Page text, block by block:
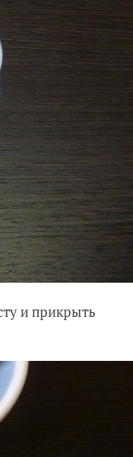
и прикрыть